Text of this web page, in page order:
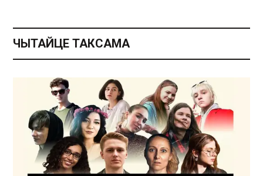
ЧЫТАЙЦЕ ТАКСАМА